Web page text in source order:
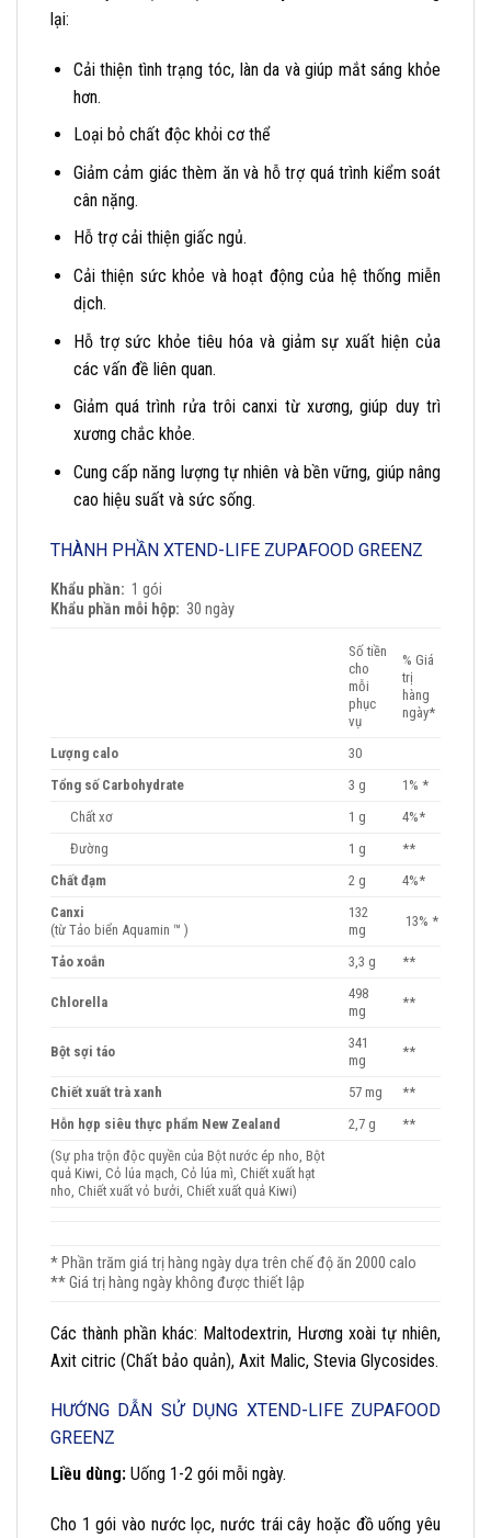
lại:
Cải thiện tình trạng tóc, làn da và giúp mắt sáng khỏe
hơn.
Loại bỏ chất độc khỏi cơ thể
Giảm cảm giác thèm ăn và hỗ trợ quá trình kiểm soát
cân nặng.
Hỗ trợ cải thiện giấc ngủ.
Cải thiện sức khỏe và hoạt động của hệ thống miễn
dịch.
Hỗ trợ sức khỏe tiêu hóa và giảm sự xuất hiện của
các vấn đề liên quan.
Giảm quá trình rửa trôi canxi từ xương, giúp duy trì
xương chắc khỏe.
Cung cấp năng lượng tự nhiên và bền vững, giúp nâng
cao hiệu suất và sức sống.
THÀNH PHẦN XTEND-LIFE ZUPAFOOD GREENZ
Khẩu phần: 1 gói
Khẩu phần mỗi hộp: 30 ngày
Số tiền
cho
mỗi
phục
vụ
% Giá
trị
hàng
ngày*
Lượng calo
30
Tổng số Carbohydrate
3 g
1% *
Chất xơ
1 g
4%*
Đường
1 g
**
Chất đạm
2 g
4%*
Canxi
(từ Tảo biển Aquamin ™ )
132
mg
13% *
Tảo xoắn 3,3 g **
Chlorella
498
mg
**
Bột sợi táo
341
mg
**
Chiết xuất trà xanh 57 mg
**
Hỗn hợp siêu thực phẩm New Zealand
2,7 g
**
(Sự pha trộn độc quyền của Bột nước ép nho, Bột
quả Kiwi, Cỏ lúa mạch, Cỏ lúa mì, Chiết xuất hạt
nho, Chiết xuất vỏ bưởi, Chiết xuất quả Kiwi)
* Phần trăm giá trị hàng ngày dựa trên chế độ ăn 2000 calo
** Giá trị hàng ngày không được thiết lập
Các thành phần khác: Maltodextrin, Hương xoài tự nhiên,
Axit citric (Chất bảo quản), Axit Malic, Stevia Glycosides.
HƯỚNG DẪN SỬ DỤNG XTEND-LIFE ZUPAFOOD
GREENZ
Liều dùng: Uống 1-2 gói mỗi ngày.
Cho 1 gói vào nước lọc, nước trái cây hoặc đồ uống yêu